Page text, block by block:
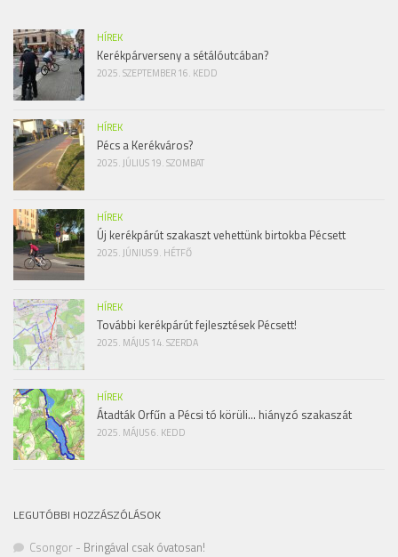
HÍREK
Kerékpárverseny a sétálóutcában?
2025. SZEPTEMBER 16. KEDD
HÍREK
Pécs a Kerékváros?
2025. JÚLIUS 19. SZOMBAT
HÍREK
Új kerékpárút szakaszt vehettünk birtokba Pécsett
2025. JÚNIUS 9. HÉTFŐ
HÍREK
További kerékpárút fejlesztések Pécsett!
2025. MÁJUS 14. SZERDA
HÍREK
Átadták Orfűn a Pécsi tó körüli… hiányzó szakaszát
2025. MÁJUS 6. KEDD
LEGUTÓBBI HOZZÁSZÓLÁSOK
Csongor - Bringával csak óvatosan!